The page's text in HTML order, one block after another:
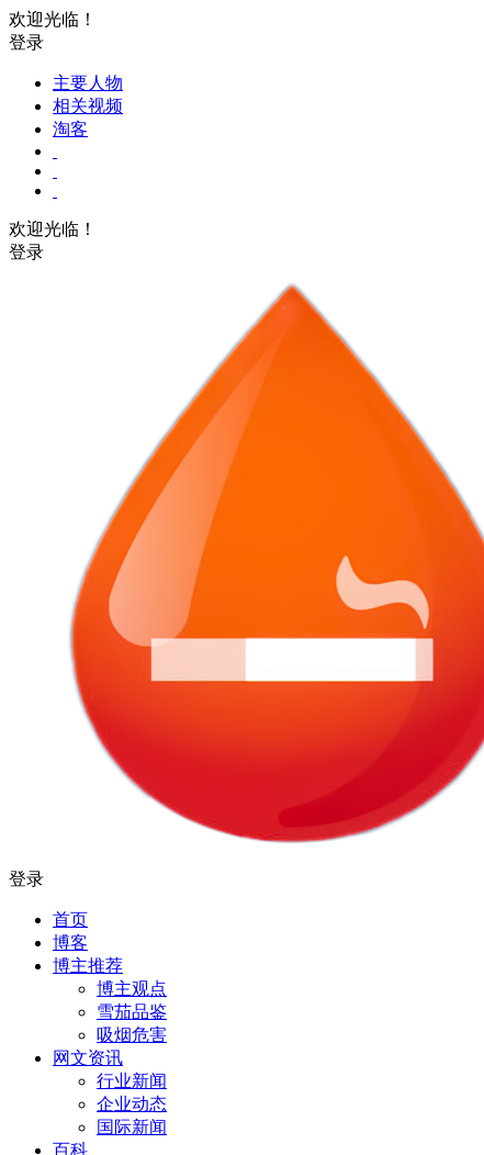
欢迎光临！
登录
主要人物
相关视频
淘客
欢迎光临！
登录
登录
首页
博客
博主推荐
博主观点
雪茄品鉴
吸烟危害
网文资讯
行业新闻
企业动态
国际新闻
百科